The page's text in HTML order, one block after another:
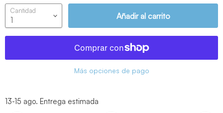
Cantidad
Añadir al carrito
Más opciones de pago
13-15 ago. Entrega estimada